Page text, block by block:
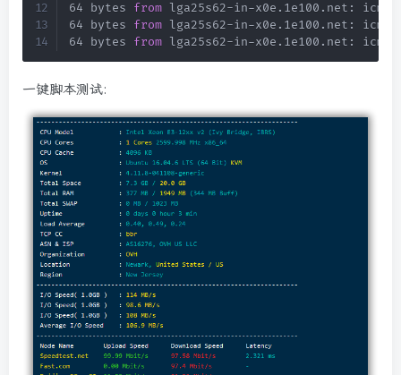
64 bytes from lga25s62-in-x0e . 1e100 . net:
64 bytes from lga25s62-in-x0e . 1e100 . net:
64 bytes from lga25s62-in-x0e . 1e100 . net:
一键脚本测试: